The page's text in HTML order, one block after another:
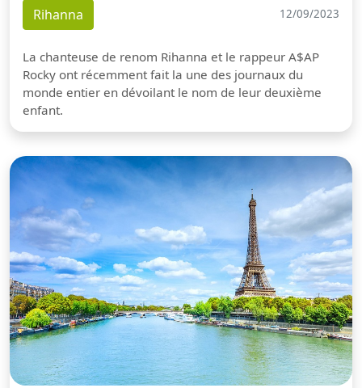
Rihanna 12/09/2023
La chanteuse de renom Rihanna et le rappeur A$AP
Rocky ont récemment fait la une des journaux du
monde entier en dévoilant le nom de leur deuxième
enfant.